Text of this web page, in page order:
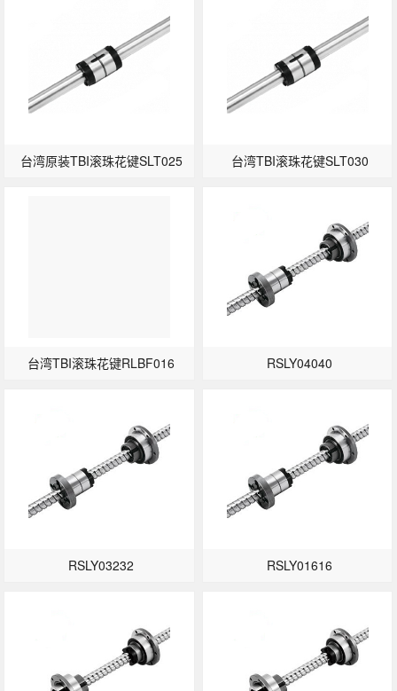
台湾原装TBI滚珠花键SLT025 台湾TBI滚珠花键SLT030
台湾TBI滚珠花键RLBF016 RSLY04040
RSLY03232 RSLY01616